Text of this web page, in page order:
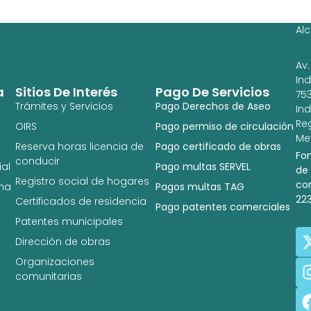
Pago De Servicios
Pago Derechos de Aseo
Pago permiso de circulación
Pago certificado de obras
Pago multas SERVEL
Pagos multas TAG
Pago patentes comerciales
Sitios De Interés
Trámites y Servicios
OIRS
Reserva horas licencia de
conducir
Registro social de hogares
Certificados de residencia
Patentes municipales
Dirección de obras
Organizaciones
comunitarias
Av.
de